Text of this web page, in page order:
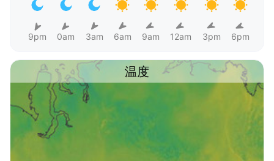
9pm 0am 3am 6am 9am 12am 3pm 6pm
温度